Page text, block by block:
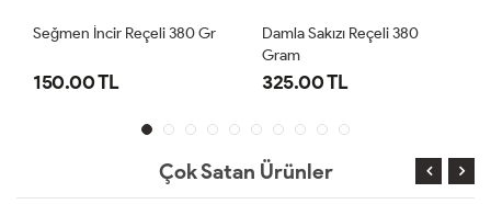
Seğmen İncir Reçeli 380 Gr
150.00 TL
Damla Sakızı Reçeli 380
Gram
325.00 TL
Çok Satan Ürünler